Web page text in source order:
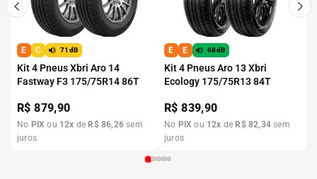
E C 71dB
Kit 4 Pneus Xbri Aro 14
Fastway F3 175/75R14 86T
R$879,90
No PIX ou 12x de R$ 86,26 sem
juros
E E 68dB
Kit 4 Pneus Aro 13 Xbri
Ecology 175/75R13 84T
R$839,90
No PIX ou 12x de R$ 82,34 sem
juros